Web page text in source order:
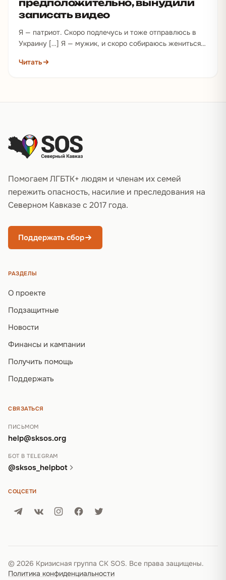
предположительно, вынудили
записать видео
Я — патриот. Скоро подлечусь и тоже отправлюсь в
Украину […] Я — мужик, и скоро собираюсь жениться.
Читать
Помогаем ЛГБТК+ людям и членам их семей
пережить опасность, насилие и преследования на
Северном Кавказе с 2017 года.
Поддержать сбор
РАЗДЕЛЫ
О проекте
Подзащитные
Новости
Финансы и кампании
Получить помощь
Поддержать
СВЯЗАТЬСЯ
ПИСЬМОМ
help@sksos.org
БОТ В TELEGRAM
@sksos_helpbot
СОЦСЕТИ
© 2026 Кризисная группа СК SOS. Все права защищены.
Политика конфиденциальности